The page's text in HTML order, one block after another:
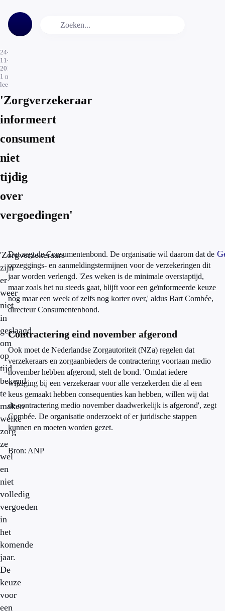
24-
11-
2016
1 min.
leestijd
'Zorgverzekeraar
informeert
consument
niet
tijdig
over
vergoedingen'
'Zorgverzekeraars
zijn
er
weer
niet
in
geslaagd
om
op
tijd
bekend
te
maken
welke
zorg
ze
wel
en
niet
volledig
vergoeden
in
het
komende
jaar.
De
keuze
voor
een
Dat zegt de Consumentenbond. De organisatie wil daarom dat de
opzeggings- en aanmeldingstermijnen voor de verzekeringen dit
jaar worden verlengd. 'Zes weken is de minimale overstaptijd,
maar zoals het nu steeds gaat, blijft voor een geïnformeerde keuze
nog maar een week of zelfs nog korter over,' aldus Bart Combée,
directeur Consumentenbond.
Contractering eind november afgerond
Ook moet de Nederlandse Zorgautoriteit (NZa) regelen dat
verzekeraars en zorgaanbieders de contractering voortaan medio
november hebben afgerond, stelt de bond. 'Omdat iedere
wijziging bij een verzekeraar voor alle verzekerden die al een
keus gemaakt hebben consequenties kan hebben, willen wij dat
de contractering medio november daadwerkelijk is afgerond', zegt
Combée. De organisatie onderzoekt of er juridische stappen
kunnen en moeten worden gezet.
Bron: ANP